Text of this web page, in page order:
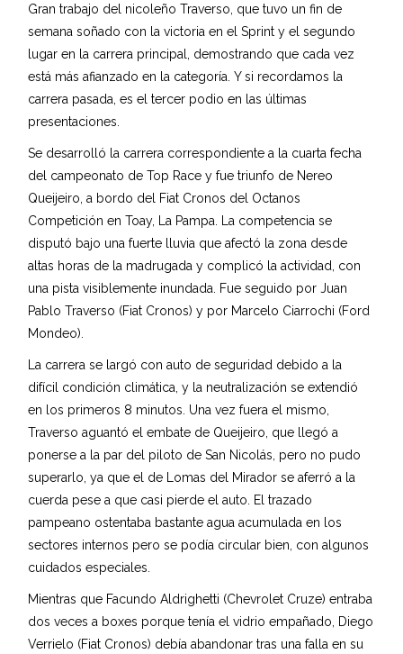
Gran trabajo del nicoleño Traverso, que tuvo un fin de
semana soñado con la victoria en el Sprint y el segundo
lugar en la carrera principal, demostrando que cada vez
está más afianzado en la categoría. Y si recordamos la
carrera pasada, es el tercer podio en las últimas
presentaciones.
Se desarrolló la carrera correspondiente a la cuarta fecha
del campeonato de Top Race y fue triunfo de Nereo
Queijeiro, a bordo del Fiat Cronos del Octanos
Competición en Toay, La Pampa. La competencia se
disputó bajo una fuerte lluvia que afectó la zona desde
altas horas de la madrugada y complicó la actividad, con
una pista visiblemente inundada. Fue seguido por Juan
Pablo Traverso (Fiat Cronos) y por Marcelo Ciarrochi (Ford
Mondeo).
La carrera se largó con auto de seguridad debido a la
difícil condición climática, y la neutralización se extendió
en los primeros 8 minutos. Una vez fuera el mismo,
Traverso aguantó el embate de Queijeiro, que llegó a
ponerse a la par del piloto de San Nicolás, pero no pudo
superarlo, ya que el de Lomas del Mirador se aferró a la
cuerda pese a que casi pierde el auto. El trazado
pampeano ostentaba bastante agua acumulada en los
sectores internos pero se podía circular bien, con algunos
cuidados especiales.
Mientras que Facundo Aldrighetti (Chevrolet Cruze) entraba
dos veces a boxes porque tenía el vidrio empañado, Diego
Verrielo (Fiat Cronos) debía abandonar tras una falla en su